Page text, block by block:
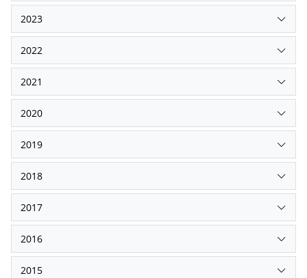
2023
2022
2021
2020
2019
2018
2017
2016
2015